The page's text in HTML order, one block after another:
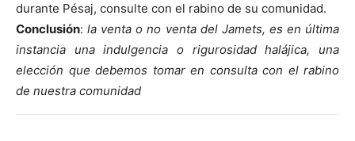
durante Pésaj, consulte con el rabino de su comunidad.
Conclusión: la venta o no venta del Jamets, es en última
instancia una indulgencia o rigurosidad halájica, una
elección que debemos tomar en consulta con el rabino
de nuestra comunidad